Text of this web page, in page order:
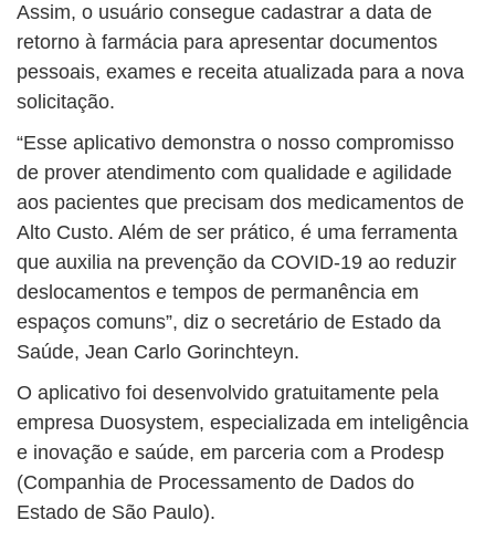
Assim, o usuário consegue cadastrar a data de
retorno à farmácia para apresentar documentos
pessoais, exames e receita atualizada para a nova
solicitação.
“Esse aplicativo demonstra o nosso compromisso
de prover atendimento com qualidade e agilidade
aos pacientes que precisam dos medicamentos de
Alto Custo. Além de ser prático, é uma ferramenta
que auxilia na prevenção da COVID-19 ao reduzir
deslocamentos e tempos de permanência em
espaços comuns”, diz o secretário de Estado da
Saúde, Jean Carlo Gorinchteyn.
O aplicativo foi desenvolvido gratuitamente pela
empresa Duosystem, especializada em inteligência
e inovação e saúde, em parceria com a Prodesp
(Companhia de Processamento de Dados do
Estado de São Paulo).